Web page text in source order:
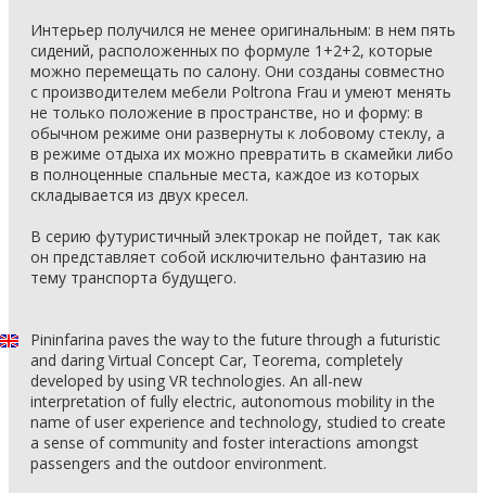
Интерьер получился не менее оригинальным: в нем пять
сидений, расположенных по формуле 1+2+2, которые
можно перемещать по салону. Они созданы совместно
с производителем мебели Poltrona Frau и умеют менять
не только положение в пространстве, но и форму: в
обычном режиме они развернуты к лобовому стеклу, а
в режиме отдыха их можно превратить в скамейки либо
в полноценные спальные места, каждое из которых
складывается из двух кресел.
В серию футуристичный электрокар не пойдет, так как
он представляет собой исключительно фантазию на
тему транспорта будущего.
Pininfarina paves the way to the future through a futuristic
and daring Virtual Concept Car, Teorema, completely
developed by using VR technologies. An all-new
interpretation of fully electric, autonomous mobility in the
name of user experience and technology, studied to create
a sense of community and foster interactions amongst
passengers and the outdoor environment.